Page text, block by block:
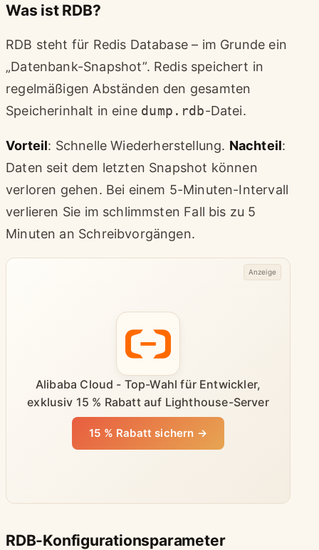
Was ist RDB?
RDB steht für Redis Database – im Grunde ein
„Datenbank-Snapshot”. Redis speichert in
regelmäßigen Abständen den gesamten
Speicherinhalt in eine dump.rdb-Datei.
Vorteil: Schnelle Wiederherstellung. Nachteil:
Daten seit dem letzten Snapshot können
verloren gehen. Bei einem 5-Minuten-Intervall
verlieren Sie im schlimmsten Fall bis zu 5
Minuten an Schreibvorgängen.
Alibaba Cloud - Top-Wahl für Entwickler,
exklusiv 15 % Rabatt auf Lighthouse-Server
15 % Rabatt sichern →
Anzeige
RDB-Konfigurationsparameter